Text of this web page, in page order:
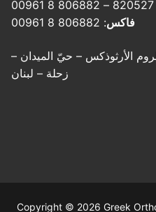
فاكس: 806882 8 00961
الأرثوذكس – حيّ الميدان –
زحلة – لبنان
Copyright © 2026 Greek